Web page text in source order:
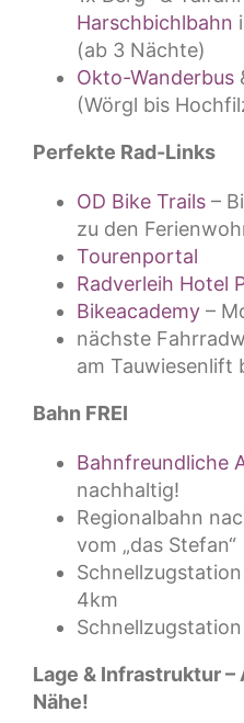
Harschbichlbahn
(ab 3 Nächte)
Okto-Wanderbus
(Wörgl bis
Perfekte Rad-Links
OD Bike Trails–
zu den
Tourenportal
Radverleih Hotel
Bikeacademy–
nächste
am Tauwiesenlift
Bahn FREI
Bahnfreundliche
nachhaltig!
Regionalbahn
vom „das Stefan“
4km
Lage & Infrastruktur
Nähe!